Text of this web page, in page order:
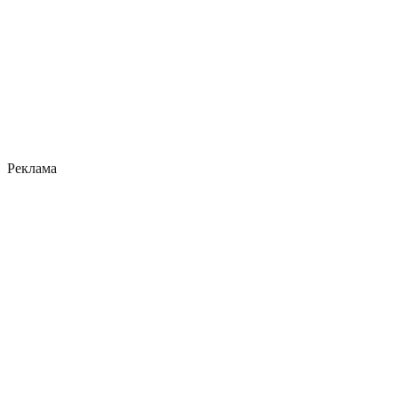
Реклама